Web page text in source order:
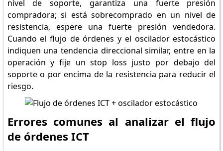
nivel de soporte, garantiza una fuerte presión
compradora; si está sobrecomprado en un nivel de
resistencia, espere una fuerte presión vendedora.
Cuando el flujo de órdenes y el oscilador estocástico
indiquen una tendencia direccional similar, entre en la
operación y fije un stop loss justo por debajo del
soporte o por encima de la resistencia para reducir el
riesgo.
Errores comunes al analizar el flujo
de órdenes ICT